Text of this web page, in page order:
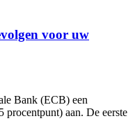
voor uw
Bank (ECB) een
procentpunt) aan. De eerste